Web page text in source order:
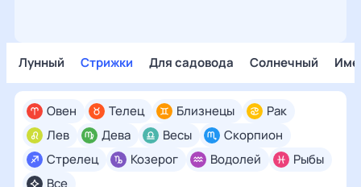
Лунный Стрижки Для садовода Солнечный
Все
Овен Телец Близнецы
Рак
Лев
Дева Весы
Скорпион
Стрелец
Козерог Водолей Рыбы